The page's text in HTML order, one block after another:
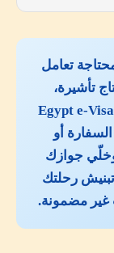
فيزا مصر للمغاربة 2026 محتاجة تعامل
تأشيرة،
والمغرب غير موجودة حاليًا على قائمة Egypt e-Visa
أو
جوازك
رحلتك
غير مضمونة.